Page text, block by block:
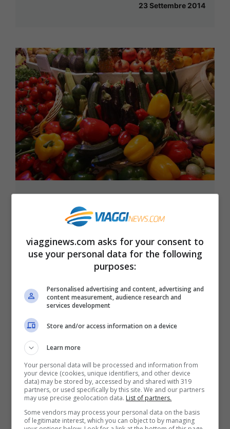
23 Settembre 2014
mondo…e che noi mangiamo tutti i
La nostra alimentazione è molto sana.
Noi italiani siamo conosciuti in tutto il
mondo per la grande qualità ...Leggi
tutto
viagginews.com asks for your consent to
use your personal data for the following
purposes:
Personalised advertising and content, advertising and
content measurement, audience research and
services development
Store and/or access information on a device
Learn more
Your personal data will be processed and information from
your device (cookies, unique identifiers, and other device
data) may be stored by, accessed by and shared with 319
partners, or used specifically by this site. We and our partners
may use precise geolocation data. List of partners.
Some vendors may process your personal data on the basis
of legitimate interest, which you can object to by managing